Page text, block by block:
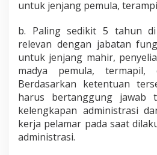
untuk jenjang pemula,
b. Paling sedikit 5 tahun
relevan dengan jabatan
untuk jenjang mahir,
madya pemula,
Berdasarkan ketentuan
harus bertanggung jawab
kelengkapan administrasi
kerja pelamar pada saat
administrasi.